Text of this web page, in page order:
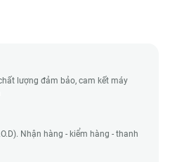
lượng đảm bảo, cam kết máy
Nhận hàng - kiểm hàng - thanh